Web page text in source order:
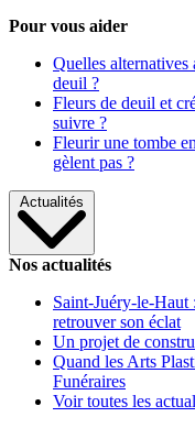
Pour vous aider
Quelles alternatives
deuil ?
Fleurs de deuil et
suivre ?
Fleurir une tombe
gèlent pas ?
Actualités
Nos actualités
Saint-Juéry-le-Haut
retrouver son éclat
Un projet de
Quand les Arts
Funéraires
Voir toutes les